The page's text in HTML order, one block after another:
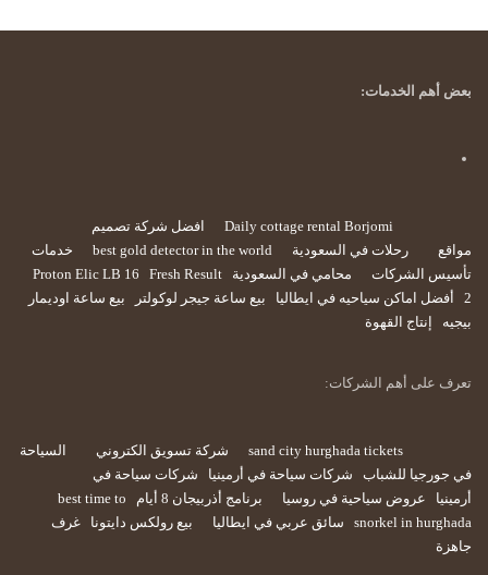
بعض أهم الخدمات:
Daily cottage rental Borjomi
افضل شركة تصميم
مواقع
رحلات في السعودية best gold detector in the world
خدمات
تأسيس الشركات
محامي في السعودية Proton Elic LB 16
Fresh Result
2
أفضل اماكن سياحيه في ايطاليا بيع ساعة جيجر لوكولتر
بيع ساعة اوديمار
بيجيه
إنتاج القهوة
تعرف على أهم الشركات:
sand city hurghada tickets شركة تسويق الكتروني
السياحة
في جورجيا للشباب
شركات سياحة في أرمينيا
شركات سياحة في
أرمينيا
عروض سياحية في روسيا برنامج أذربيجان 8 أيام
best time to
snorkel in hurghada
سائق عربي في ايطاليا بيع رولكس دايتونا
غرف
جاهزة